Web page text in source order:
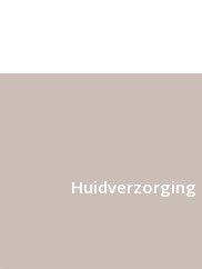
Huidverzorging